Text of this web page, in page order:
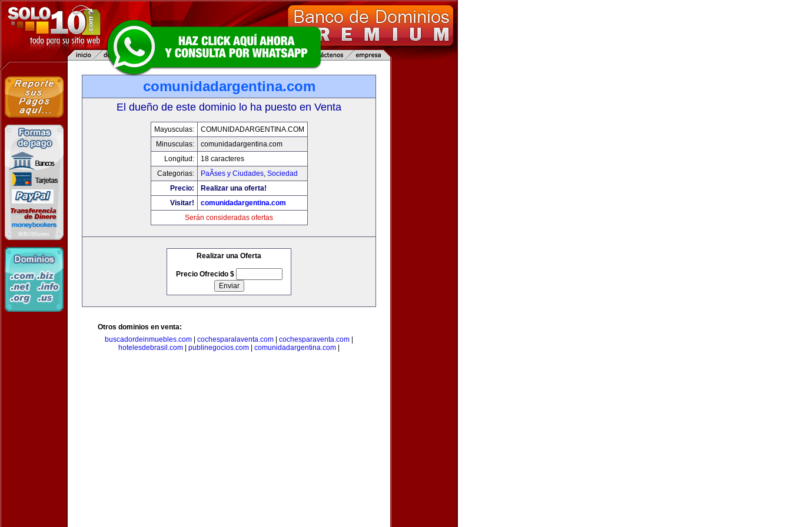
comunidadargentina.com
El dueño de este dominio lo ha puesto en Venta
Mayusculas:
COMUNIDADARGENTINA.COM
Minusculas:
comunidadargentina.com
Longitud:
18 caracteres
Categorias:
PaÃ­ses y Ciudades, Sociedad
Precio:
Realizar una oferta!
Visitar!
comunidadargentina.com
Serán consideradas ofertas
Realizar una Oferta
Precio Ofrecido $
Otros dominios en venta:
buscadordeinmuebles.com
cochesparalaventa.com cochesparaventa.com
hotelesdebrasil.com
publinegocios.com comunidadargentina.com